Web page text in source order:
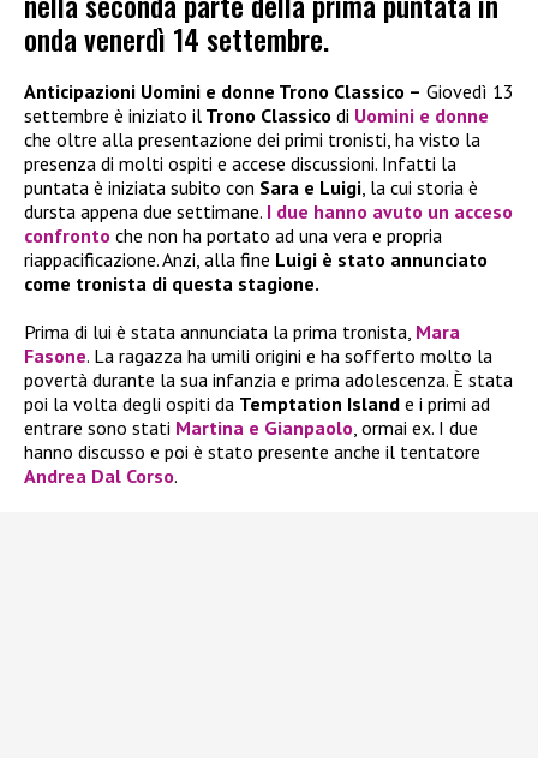
onda venerdì 14 settembre.
Anticipazioni Uomini e donne Trono Classico – Giovedì 13
settembre è iniziato il Trono Classico di Uomini e donne
che oltre alla presentazione dei primi tronisti, ha visto la
presenza di molti ospiti e accese discussioni. Infatti la
puntata è iniziata subito con Sara e Luigi, la cui storia è
dursta appena due settimane. I due hanno avuto un acceso
confronto che non ha portato ad una vera e propria
riappacificazione. Anzi, alla fine Luigi è stato annunciato
come tronista di questa stagione.
Prima di lui è stata annunciata la prima tronista, Mara
Fasone. La ragazza ha umili origini e ha sofferto molto la
povertà durante la sua infanzia e prima adolescenza. È stata
poi la volta degli ospiti da Temptation Island e i primi ad
entrare sono stati Martina e Gianpaolo, ormai ex. I due
hanno discusso e poi è stato presente anche il tentatore
Andrea Dal Corso.